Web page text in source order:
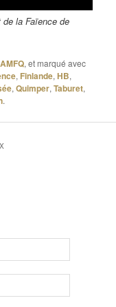
la Faïence de
AMFQ, et marqué avec
, Finlande,HB,
,Quimper,Taburet,
.